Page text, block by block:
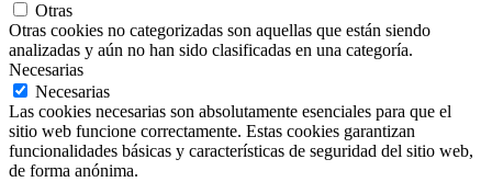
Otras
Otras cookies no categorizadas son aquellas que están siendo
analizadas y aún no han sido clasificadas en una categoría.
Necesarias
Necesarias
Las cookies necesarias son absolutamente esenciales para que el
sitio web funcione correctamente. Estas cookies garantizan
funcionalidades básicas y características de seguridad del sitio web,
de forma anónima.